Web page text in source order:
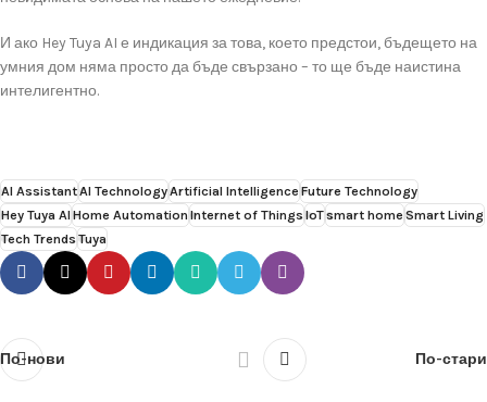
И ако Hey Tuya AI е индикация за това, което предстои, бъдещето на
умния дом няма просто да бъде свързано – то ще бъде наистина
интелигентно.
AI AssistantAI TechnologyArtificial Intelligence Future Technology
Hey Tuya AI Home Automation Internet of ThingsIoTsmart home Smart Living
Tech TrendsTuya
По-нови По-стари